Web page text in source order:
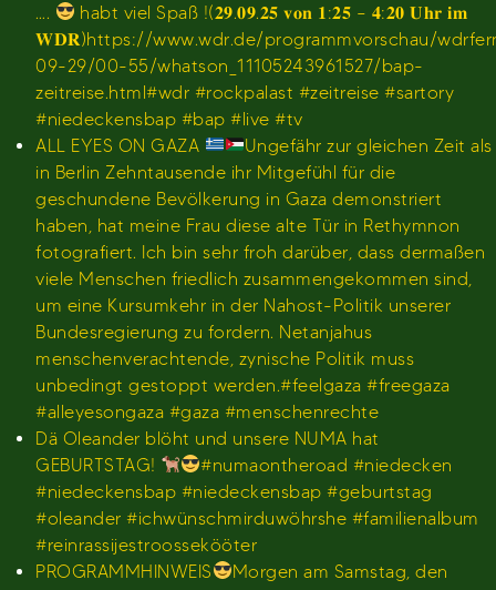
….
habt viel Spaß !(𝟐𝟗.𝟎𝟗.𝟐𝟓 𝐯𝐨𝐧 𝟏:𝟐𝟓 – 𝟒:𝟐𝟎 𝐔𝐡𝐫 𝐢𝐦
𝐖𝐃𝐑)https://www.wdr.de/programmvorschau/
09-29/00-55/whatson_11105243961527/bap-
zeitreise.html#wdr #rockpalast #zeitreise #sartory
#niedeckensbap #bap #live #tv
ALL EYES ON GAZA
Ungefähr zur gleichen Zeit als
in Berlin Zehntausende ihr Mitgefühl für die
geschundene Bevölkerung in Gaza demonstriert
haben, hat meine Frau diese alte Tür in Rethymnon
fotografiert. Ich bin sehr froh darüber, dass dermaßen
viele Menschen friedlich zusammengekommen sind,
um eine Kursumkehr in der Nahost-Politik unserer
Bundesregierung zu fordern. Netanjahus
menschenverachtende, zynische Politik muss
unbedingt gestoppt werden.#feelgaza #freegaza
#alleyesongaza #gaza #menschenrechte
Dä Oleander blöht und unsere NUMA hat
GEBURTSTAG!
#numaontheroad #niedecken
#niedeckensbap #niedeckensbap #geburtstag
#oleander #ichwünschmirduwöhrshe #familienalbum
#reinrassijestroossekööter
PROGRAMMHINWEIS
Morgen am Samstag, den